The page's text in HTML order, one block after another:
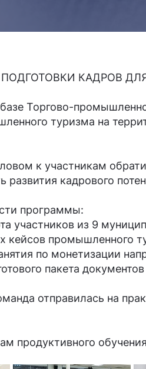
КАДРОВ
Торгово-
туризма на
к участникам
развития кадрового
программы:
участников из 9
кейсов промышленного
по монетизации
пакета
отправилась на
продуктивного